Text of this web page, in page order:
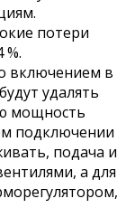
потери
%.
включением в
удалять
мощность
подключении
подача и
а для